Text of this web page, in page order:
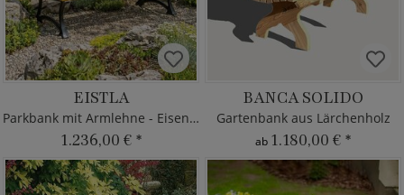
EISTLA
Parkbank mit Armlehne - Eisen & Holz
1.236,00 € *
BANCA SOLIDO
Gartenbank aus Lärchenholz
ab 1.180,00 € *